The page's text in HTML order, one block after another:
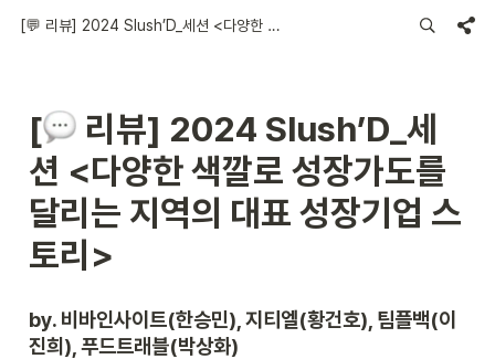
[💬 리뷰] 2024 Slush’D_세션 <다양한 색깔로 성장가도를 달리는 지역의 대표 성장기업 스토리>
[
리뷰] 2024 Slush’D_세
션 <다양한 색깔로 성장가도를
달리는 지역의 대표 성장기업 스
토리 >
by. 비바인사이트(한승민), 지티엘(황건호), 팀플백(이
진희), 푸드트래블(박상화)